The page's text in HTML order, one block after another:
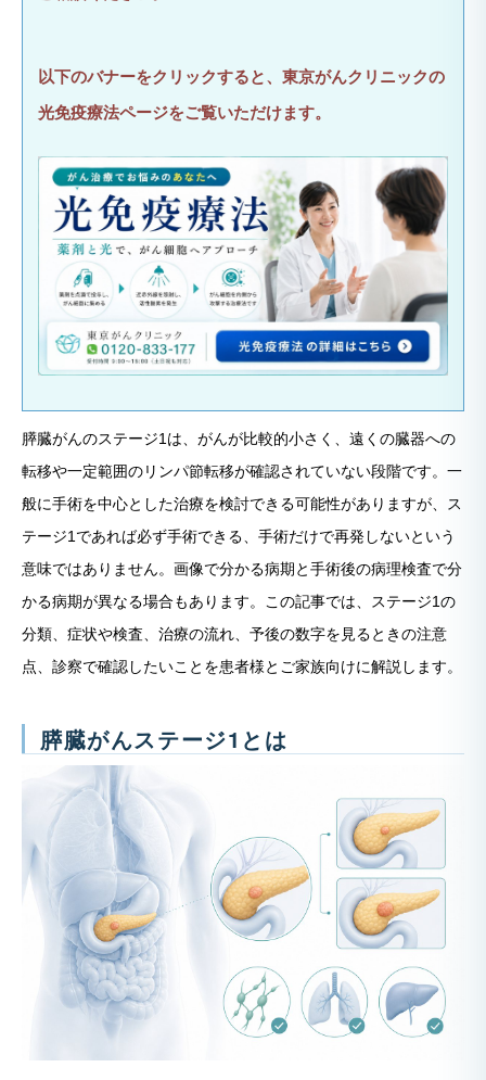
以下のバナーをクリックすると、東京がんクリニックの
光免疫療法ページをご覧いただけます。
膵臓がんのステージ1は、がんが比較的小さく、遠くの臓器への
転移や一定範囲のリンパ節転移が確認されていない段階です。一
般に手術を中心とした治療を検討できる可能性がありますが、ス
テージ1であれば必ず手術できる、手術だけで再発しないという
意味ではありません。画像で分かる病期と手術後の病理検査で分
かる病期が異なる場合もあります。この記事では、ステージ1の
分類、症状や検査、治療の流れ、予後の数字を見るときの注意
点、診察で確認したいことを患者様とご家族向けに解説します。
膵臓がんステージ1とは